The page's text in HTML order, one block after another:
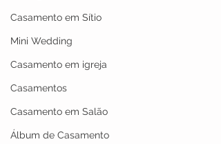
Casamento em Sítio
Mini Wedding
Casamento em igreja
Casamentos
Casamento em Salão
Álbum de Casamento